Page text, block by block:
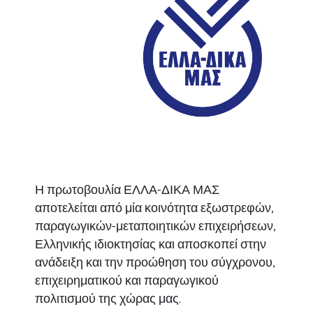
Η πρωτοβουλία ΕΛΛΑ-ΔΙΚΑ ΜΑΣ
αποτελείται από μία κοινότητα εξωστρεφών,
παραγωγικών-μεταποιητικών επιχειρήσεων,
Ελληνικής ιδιοκτησίας και αποσκοπεί στην
ανάδειξη και την προώθηση του σύγχρονου,
επιχειρηματικού και παραγωγικού
πολιτισμού της χώρας μας.